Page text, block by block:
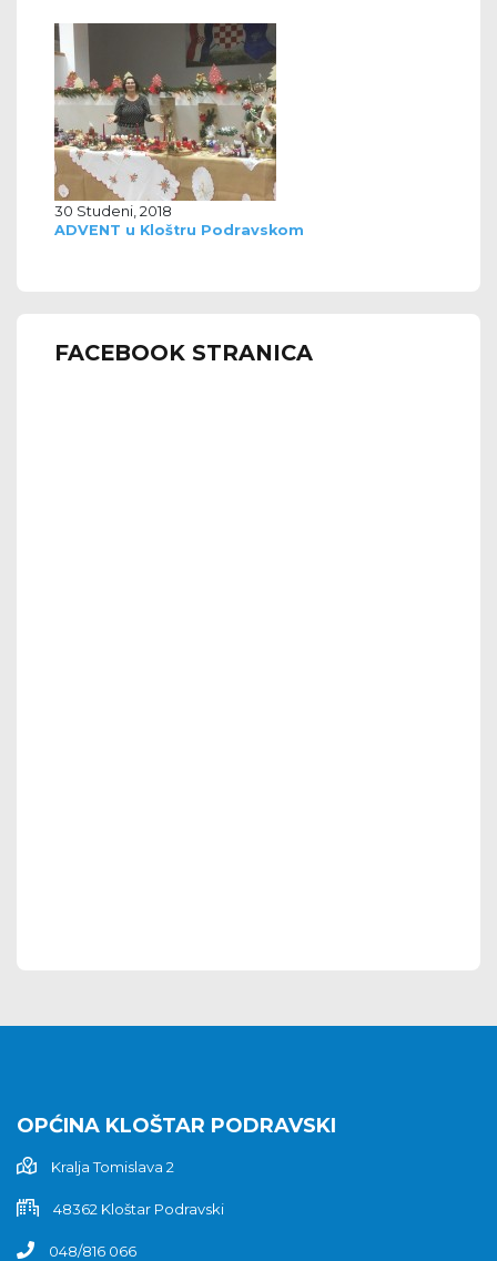
30 Studeni, 2018
ADVENT u Kloštru Podravskom
FACEBOOK STRANICA
OPĆINA KLOŠTAR PODRAVSKI
Kralja Tomislava 2
48362 Kloštar Podravski
048/816 066